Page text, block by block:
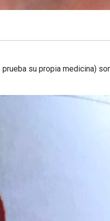
su propia medicina)